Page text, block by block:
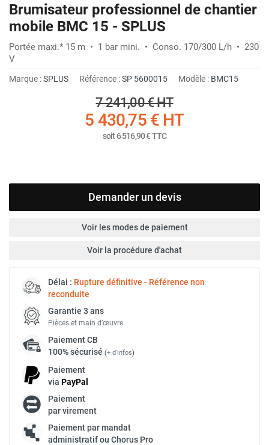
Brumisateur professionnel de chantier
mobile BMC 15 - SPLUS
Portée maxi.* 15 m • 1 bar mini. • Conso. 170/300 L/h • 230
V
Marque :SPLUS Référence :SP 5600015 Modèle : BMC15
7 241,00 €HT
5 430,75 € HT
soit6 516,90 €TTC
Demander un devis
Voir les modes de paiement
Voir la procédure d'achat
Délai : Rupture définitive - Référence non
reconduite
Garantie 3 ans
Pièces et main d’œuvre
PaiementCB
100% sécurisé (+ d'infos)
Paiement
via PayPal
Paiement
par virement
Paiement par mandat
administratif ou Chorus Pro